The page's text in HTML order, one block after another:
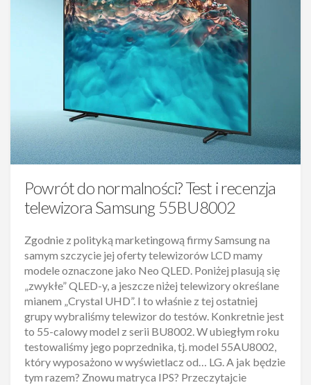
Powrót do normalności? Test i recenzja
telewizora Samsung 55BU8002
Zgodnie z polityką marketingową firmy Samsung na
samym szczycie jej oferty telewizorów LCD mamy
modele oznaczone jako Neo QLED. Poniżej plasują się
„zwykłe” QLED-y, a jeszcze niżej telewizory określane
mianem „Crystal UHD”. I to właśnie z tej ostatniej
grupy wybraliśmy telewizor do testów. Konkretnie jest
to 55-calowy model z serii BU8002. W ubiegłym roku
testowaliśmy jego poprzednika, tj. model 55AU8002,
który wyposażono w wyświetlacz od… LG. A jak będzie
tym razem? Znowu matryca IPS? Przeczytajcie